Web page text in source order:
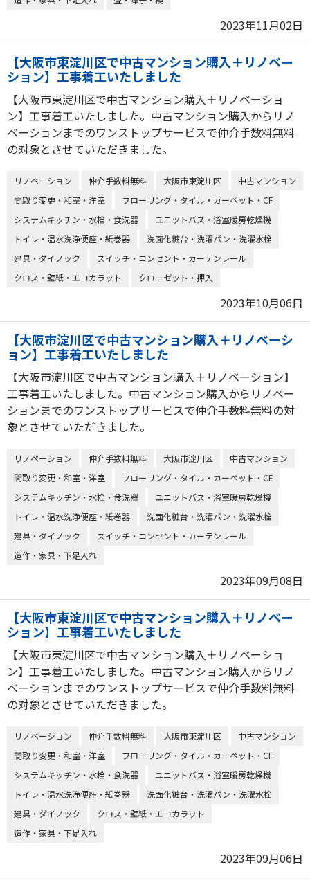
2023年11月02日
【大阪市東淀川区で中古マンション購入＋リノベー
ション】工事着工いたしました
【大阪市東淀川区で中古マンション購入＋リノベーショ
ン】工事着工いたしました。中古マンション購入からリノ
ベーションまでのワンストップサービスで仲介手数料無料
の対象とさせていただきました。
リノベーション 仲介手数料無料 大阪市東淀川区
中古マンション
間取り変更・和室・洋室
フローリング・タイル・カーペット・CF
システムキッチン・水栓・食洗器
ユニットバス・浴室暖房乾燥機
トイレ・温水洗浄便座・紙巻器
洗面化粧台・洗濯パン・洗濯水栓
建具・ダイノック
スイッチ・コンセント・カーテンレール
クロス・壁紙・エコカラット
クローゼット・押入
2023年10月06日
【大阪市淀川区で中古マンション購入＋リノベーシ
ョン】工事着工いたしました
【大阪市淀川区で中古マンション購入＋リノベーション】
工事着工いたしました。中古マンション購入からリノベー
ションまでのワンストップサービスで仲介手数料無料の対
象とさせていただきました。
リノベーション 仲介手数料無料 大阪市淀川区
中古マンション
間取り変更・和室・洋室
フローリング・タイル・カーペット・CF
システムキッチン・水栓・食洗器
ユニットバス・浴室暖房乾燥機
トイレ・温水洗浄便座・紙巻器
洗面化粧台・洗濯パン・洗濯水栓
建具・ダイノック
スイッチ・コンセント・カーテンレール
造作・家具・下足入れ
2023年09月08日
【大阪市東淀川区で中古マンション購入＋リノベー
ション】工事着工いたしました
【大阪市東淀川区で中古マンション購入＋リノベーショ
ン】工事着工いたしました。中古マンション購入からリノ
ベーションまでのワンストップサービスで仲介手数料無料
の対象とさせていただきました。
リノベーション 仲介手数料無料 大阪市東淀川区
中古マンション
間取り変更・和室・洋室
フローリング・タイル・カーペット・CF
システムキッチン・水栓・食洗器
ユニットバス・浴室暖房乾燥機
トイレ・温水洗浄便座・紙巻器
洗面化粧台・洗濯パン・洗濯水栓
建具・ダイノック
クロス・壁紙・エコカラット
造作・家具・下足入れ
2023年09月06日